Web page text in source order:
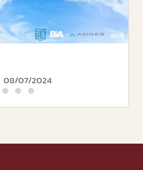
08/07/2024